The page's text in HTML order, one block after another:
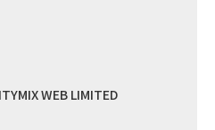
WEB LIMITED